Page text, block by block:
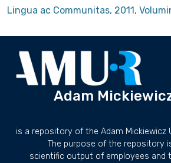
Lingua ac Communitas, 2011,
Adam
is a repository of the Adam Mickiewicz
The purpose of the repository
scientific output of employees and